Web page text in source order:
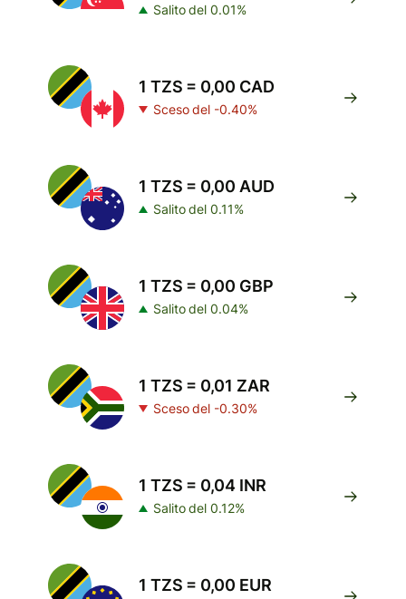
Salito del 0.01%
1 TZS = 0,00 CAD
Sceso del -0.40%
1 TZS = 0,00 AUD
Salito del 0.11%
1 TZS = 0,00 GBP
Salito del 0.04%
1 TZS = 0,01 ZAR
Sceso del -0.30%
1 TZS = 0,04 INR
Salito del 0.12%
1 TZS = 0,00 EUR